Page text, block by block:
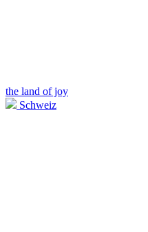
the land of joy
Schweiz